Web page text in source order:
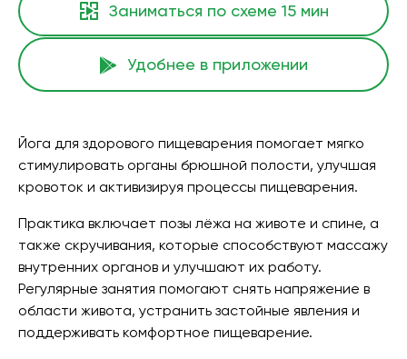
Заниматься по схеме 15 мин
Удобнее в приложении
Йога для здорового пищеварения помогает мягко
стимулировать органы брюшной полости, улучшая
кровоток и активизируя процессы пищеварения.
Практика включает позы лёжа на животе и спине, а
также скручивания, которые способствуют массажу
внутренних органов и улучшают их работу.
Регулярные занятия помогают снять напряжение в
области живота, устранить застойные явления и
поддерживать комфортное пищеварение.